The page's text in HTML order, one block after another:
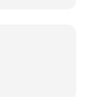
Twitter)